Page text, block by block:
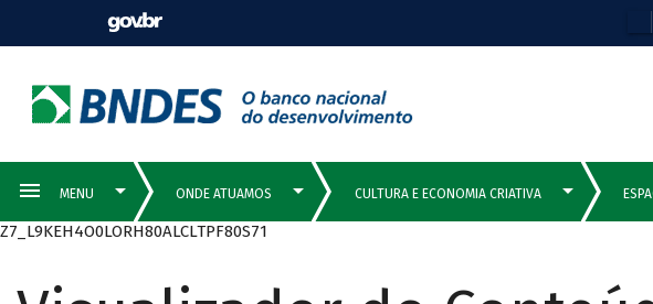
Z7_L9KEH4O0LORH80ALCLTPF80S71